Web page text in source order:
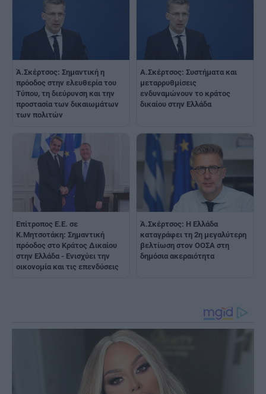
Ά.Σκέρτσος: Σημαντική η
πρόοδος στην ελευθερία του
Τύπου, τη διεύρυνση και την
προστασία των δικαιωμάτων
των πολιτών
Α.Σκέρτσος: Συστήματα και
μεταρρυθμίσεις
ενδυναμώνουν το κράτος
δικαίου στην Ελλάδα
Επίτροπος Ε.Ε. σε
Κ.Μητσοτάκη: Σημαντική
πρόοδος στο Κράτος Δικαίου
στην Ελλάδα - Ενισχύει την
οικονομία και τις επενδύσεις
Ά.Σκέρτσος: Η Ελλάδα
καταγράφει τη 2η μεγαλύτερη
βελτίωση στον ΟΟΣΑ στη
δημόσια ακεραιότητα